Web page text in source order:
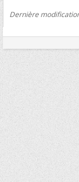
Dernière